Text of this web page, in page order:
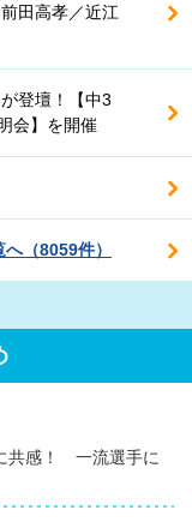
田高孝／近江
登壇！【中3
会】を開催
（8059件）
共感！ 一流選手に